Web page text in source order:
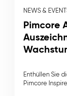
NEWS &
Pimcore
Enthüllen Sie
Pimcore